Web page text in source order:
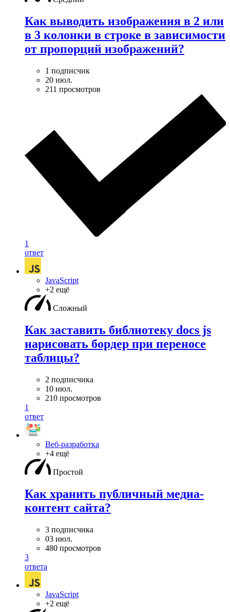
Как выводить изображения в 2 или
в 3 колонки в строке в зависимости
от пропорций изображений?
1 подписчик
20 июл.
211 просмотров
1
ответ
JavaScript
+2 ещё
Сложный
Как заставить библиотеку docs js
нарисовать бордер при переносе
таблицы?
2 подписчика
10 июл.
210 просмотров
1
ответ
Веб-разработка
+4 ещё
Простой
Как хранить публичный медиа-
контент сайта?
3 подписчика
03 июл.
480 просмотров
3
ответа
JavaScript
+2 ещё